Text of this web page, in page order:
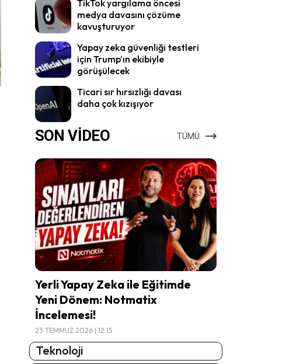
TikTok yargılama öncesi
medya davasını çözüme
kavuşturuyor
Yapay zeka güvenliği testleri
için Trump’ın ekibiyle
görüşülecek
Ticari sır hırsızlığı davası
daha çok kızışıyor
SON VİDEO TÜMÜ
Yerli Yapay Zeka ile Eğitimde
Yeni Dönem: Notmatix
İncelemesi!
23 TEMMUZ 2026 | 12:15
Teknoloji